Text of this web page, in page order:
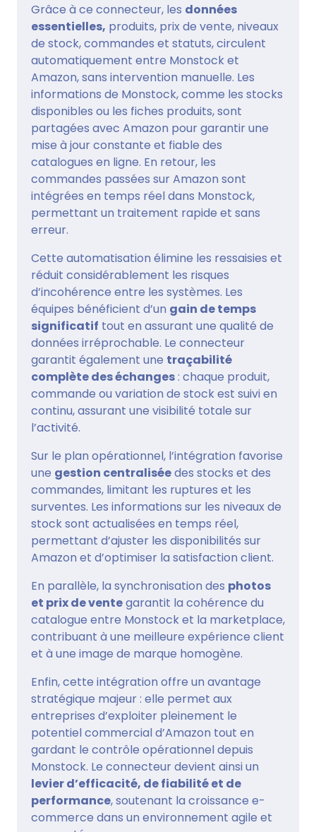
Grâce à ce connecteur, les données
essentielles, produits, prix de vente, niveaux
de stock, commandes et statuts, circulent
automatiquement entre Monstock et
Amazon, sans intervention manuelle. Les
informations de Monstock, comme les stocks
disponibles ou les fiches produits, sont
partagées avec Amazon pour garantir une
mise à jour constante et fiable des
catalogues en ligne. En retour, les
commandes passées sur Amazon sont
intégrées en temps réel dans Monstock,
permettant un traitement rapide et sans
erreur.
Cette automatisation élimine les ressaisies et
réduit considérablement les risques
d’incohérence entre les systèmes. Les
équipes bénéficient d’un gain de temps
significatif tout en assurant une qualité de
données irréprochable. Le connecteur
garantit également une traçabilité
complète des échanges: chaque produit,
commande ou variation de stock est suivi en
continu, assurant une visibilité totale sur
l’activité.
Sur le plan opérationnel, l’intégration favorise
une gestion centraliséedes stocks et des
commandes, limitant les ruptures et les
surventes. Les informations sur les niveaux de
stock sont actualisées en temps réel,
permettant d’ajuster les disponibilités sur
Amazon et d’optimiser la satisfaction client.
En parallèle, la synchronisation des photos
et prix de ventegarantit la cohérence du
catalogue entre Monstock et la marketplace,
contribuant à une meilleure expérience client
et à une image de marque homogène.
Enfin, cette intégration offre un avantage
stratégique majeur : elle permet aux
entreprises d’exploiter pleinement le
potentiel commercial d’Amazon tout en
gardant le contrôle opérationnel depuis
Monstock. Le connecteur devient ainsi un
levier d’efficacité, de fiabilité et de
performance, soutenant la croissance e-
commerce dans un environnement agile et